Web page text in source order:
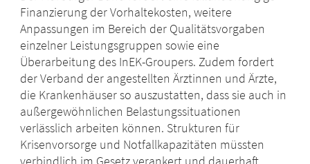
Finanzierung der Vorhaltekosten, weitere
Anpassungen im Bereich der Qualitätsvorgaben
einzelner Leistungsgruppen sowie eine
Überarbeitung des InEK-Groupers. Zudem fordert
der Verband der angestellten Ärztinnen und Ärzte,
die Krankenhäuser so auszustatten, dass sie auch in
außergewöhnlichen Belastungssituationen
verlässlich arbeiten können. Strukturen für
Krisenvorsorge und Notfallkapazitäten müssten